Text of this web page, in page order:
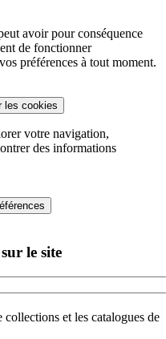
avoir pour conséquence
de fonctionner
préférences à tout moment.
les cookies
votre navigation,
des informations
le site
collections et les catalogues de